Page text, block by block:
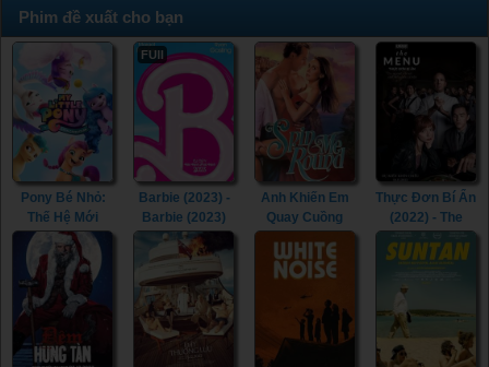
Phim đề xuất cho bạn
Pony Bé Nhỏ:
Thế Hệ Mới
(2021) - My
Little Pony: A
New Generation
(2021)
FUll
Barbie (2023) -
Barbie (2023)
Anh Khiến Em
Quay Cuồng
(2022) - Spin Me
Round (2022)
Thực Đơn Bí Ẩn
(2022) - The